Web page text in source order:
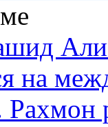
на
Рахмон